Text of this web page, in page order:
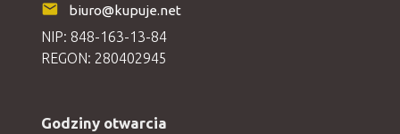
biuro@kupuje.net
NIP: 848-163-13-84
REGON: 280402945
Godziny otwarcia